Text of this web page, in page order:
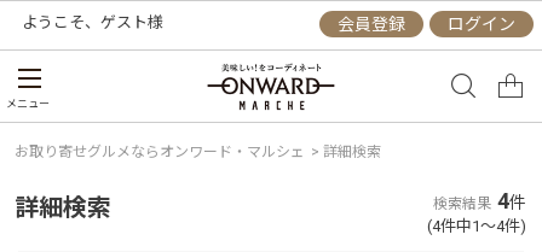
ようこそ、 ゲスト様 会員登録 ログイン
メニュー
お取り寄せグルメならオンワード・マルシェ > 詳細検索
詳細検索 検索結果 4件
(4件中1～4件)